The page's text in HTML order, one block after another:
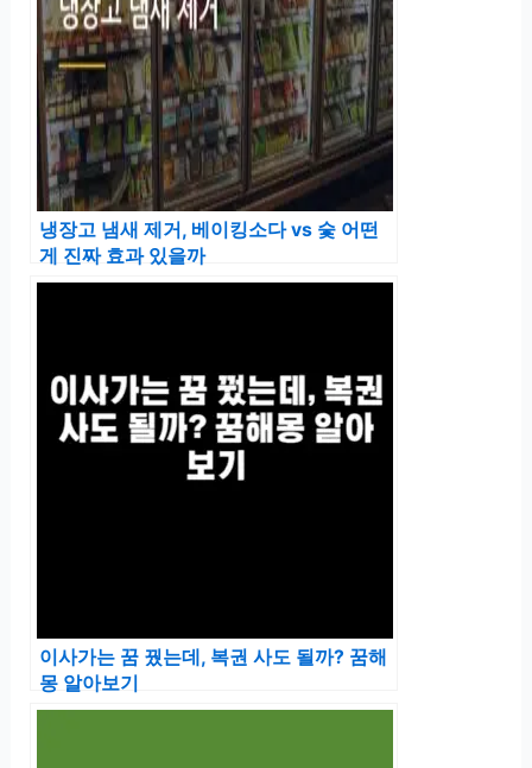
냉장고 냄새 제거, 베이킹소다 vs 숯 어떤
게 진짜 효과 있을까
이사가는 꿈 꿨는데, 복권 사도 될까? 꿈해
몽 알아보기